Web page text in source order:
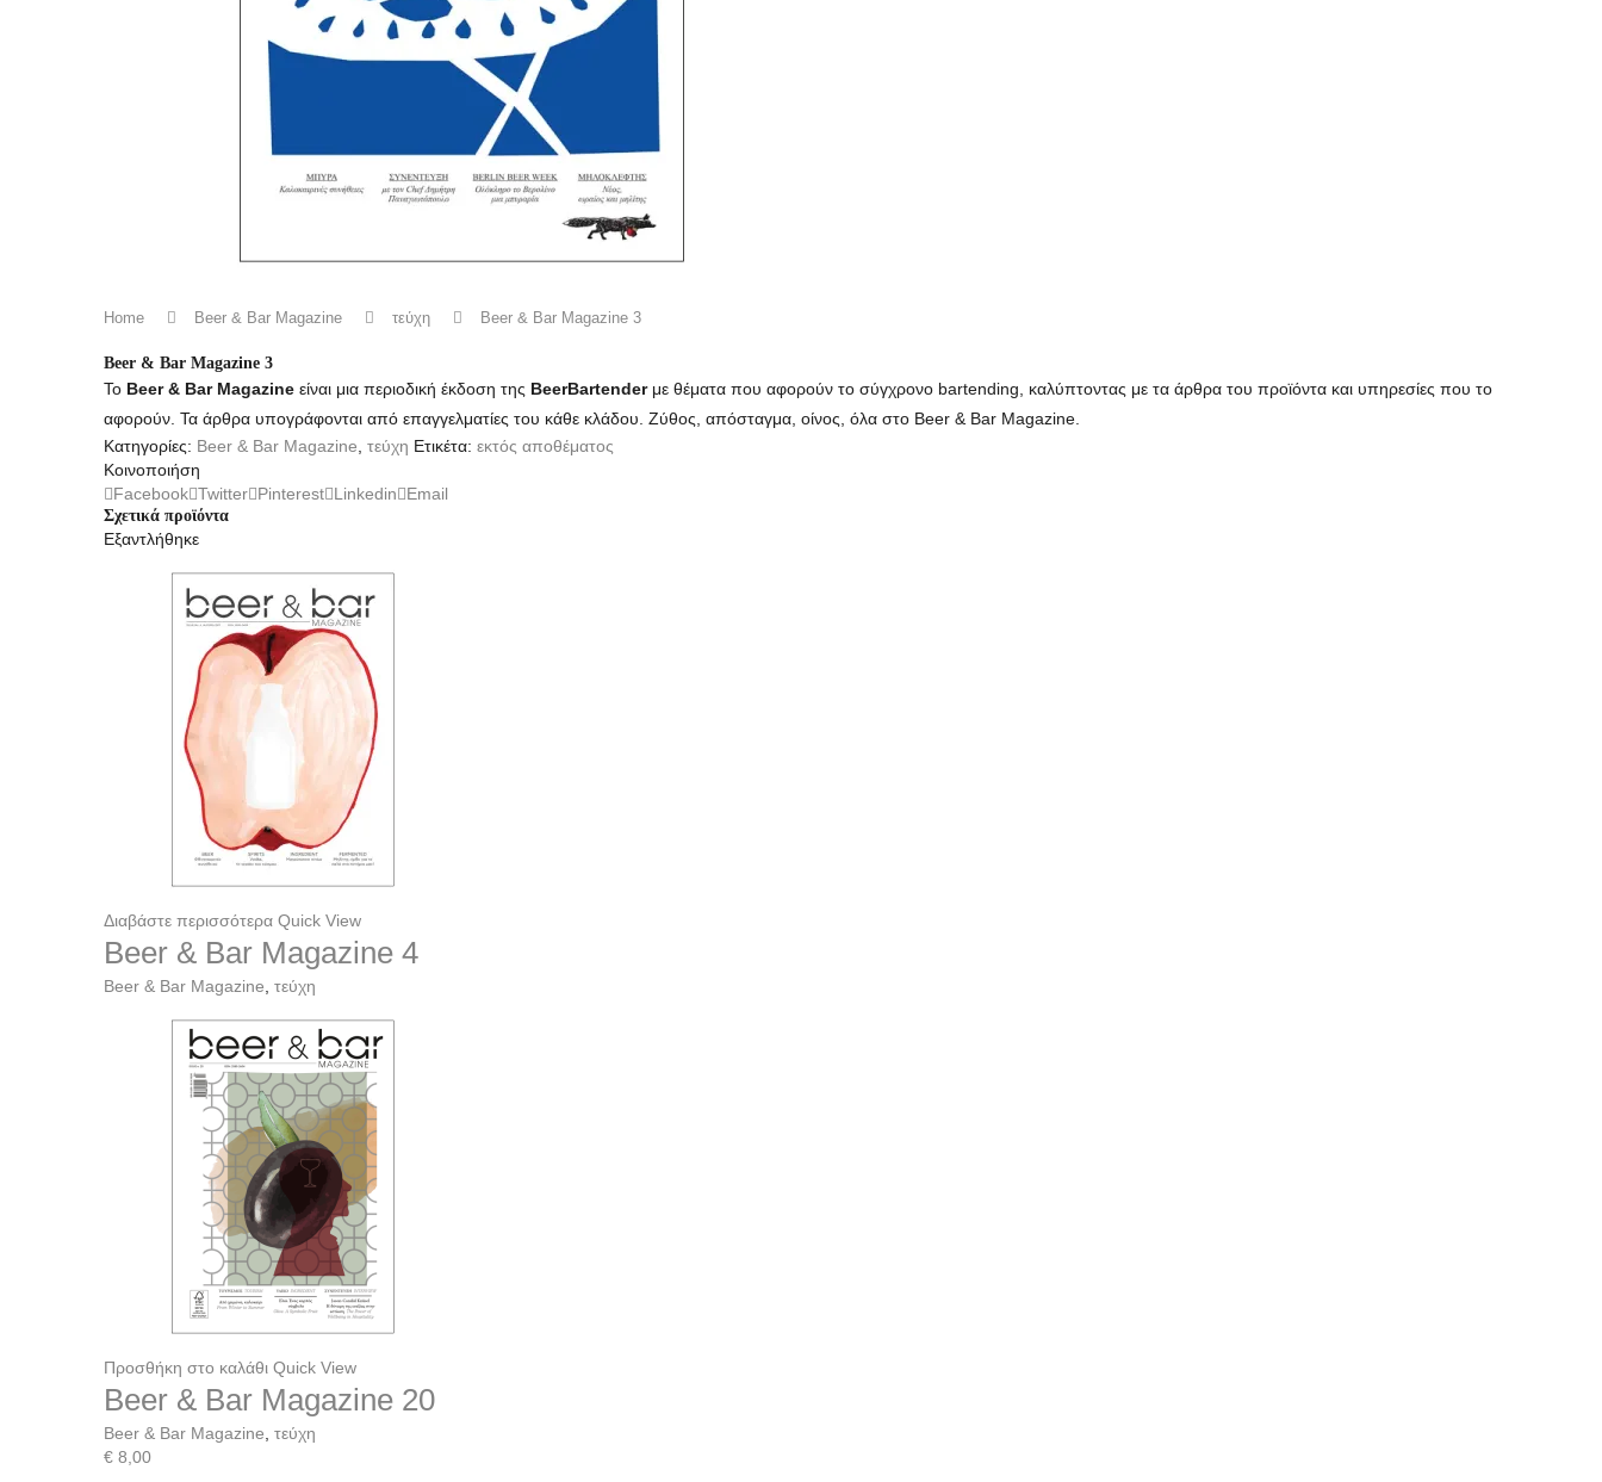
Home Beer & Bar Magazine τεύχη Beer & Bar Magazine 3
Beer & Bar Magazine 3
Το Beer & Bar Magazine είναι μια περιοδική έκδοση της BeerBartenderμε θέματα που αφορούν το σύγχρονο bartending, καλύπτοντας με τα άρθρα του προϊόντα και υπηρεσίες που το
αφορούν. Τα άρθρα υπογράφονται από επαγγελματίες του κάθε κλάδου. Ζύθος, απόσταγμα, οίνος, όλα στο Beer & Bar Magazine.
Κατηγορίες: Beer & Bar Magazine τεύχη Ετικέτα: εκτός αποθέματος
Κοινοποιήση
Facebook Twitter Pinterest Linkedin Email
Σχετικά προϊόντα
Εξαντλήθηκε
Διαβάστε περισσότερα Quick View
Beer & Bar Magazine 4
Beer & Bar Magazine τεύχη
Προσθήκη στο καλάθι Quick View
Beer & Bar Magazine 20
Beer & Bar Magazine τεύχη
€ 8,00